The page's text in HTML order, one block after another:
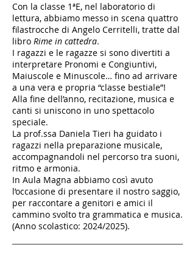
Con la classe 1ªE, nel laboratorio di
lettura, abbiamo messo in scena quattro
filastrocche di Angelo Cerritelli, tratte dal
libro Rime in cattedra.
I ragazzi e le ragazze si sono divertiti a
interpretare Pronomi e Congiuntivi,
Maiuscole e Minuscole… fino ad arrivare
a una vera e propria “classe bestiale”!
Alla fine dell’anno, recitazione, musica e
canti si uniscono in uno spettacolo
speciale.
La prof.ssa Daniela Tieri ha guidato i
ragazzi nella preparazione musicale,
accompagnandoli nel percorso tra suoni,
ritmo e armonia.
In Aula Magna abbiamo così avuto
l’occasione di presentare il nostro saggio,
per raccontare a genitori e amici il
cammino svolto tra grammatica e musica.
(Anno scolastico: 2024/2025).